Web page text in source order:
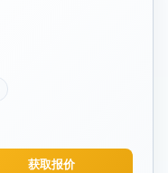
获取报价